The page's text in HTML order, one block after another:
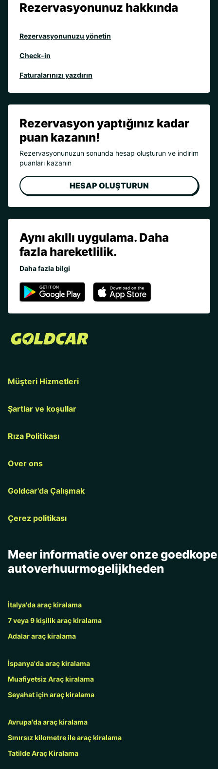
Rezervasyonunuz hakkında
Rezervasyonunuzu yönetin
Check-in
Faturalarınızı yazdırın
Rezervasyon yaptığınız kadar
puan kazanın!
Rezervasyonunuzun sonunda hesap oluşturun ve indirim
puanları kazanın
HESAP OLUŞTURUN
Aynı akıllı uygulama. Daha
fazla hareketlilik.
Daha fazla bilgi
Müşteri Hizmetleri
Şartlar ve koşullar
Rıza Politikası
Over ons
Goldcar'da Çalışmak
Çerez politikası
Meer informatie over onze goedkope
autoverhuurmogelijkheden
İtalya'da araç kiralama
7 veya 9 kişilik araç kiralama
Adalar araç kiralama
İspanya'da araç kiralama
Muafiyetsiz Araç kiralama
Seyahat için araç kiralama
Avrupa'da araç kiralama
Sınırsız kilometre ile araç kiralama
Tatilde Araç Kiralama